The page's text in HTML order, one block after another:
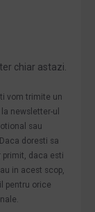
chiar astazi.
vom trimite un
newsletter-ul
sau
doresti sa
daca esti
in acest scop,
pentru orice